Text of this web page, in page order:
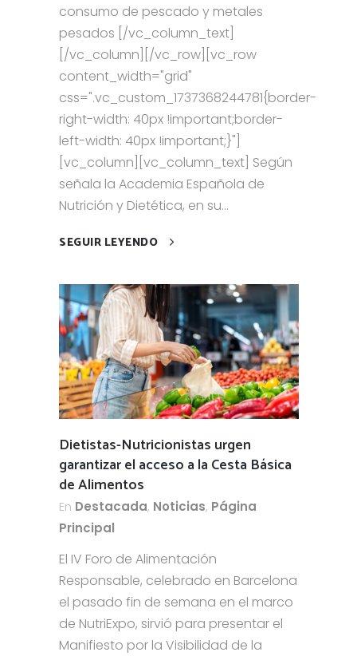
consumo de pescado y metales
pesados [/vc_column_text]
[/vc_column][/vc_row][vc_row
content_width="grid"
css=".vc_custom_1737368244781{border-
right-width: 40px !important;border-
left-width: 40px !important;}"]
[vc_column][vc_column_text] Según
señala la Academia Española de
Nutrición y Dietética, en su...
SEGUIR LEYENDO
Dietistas-Nutricionistas urgen
garantizar el acceso a la Cesta Básica
de Alimentos
En Destacada, Noticias, Página
Principal
El IV Foro de Alimentación
Responsable, celebrado en Barcelona
el pasado fin de semana en el marco
de NutriExpo, sirvió para presentar el
Manifiesto por la Visibilidad de la